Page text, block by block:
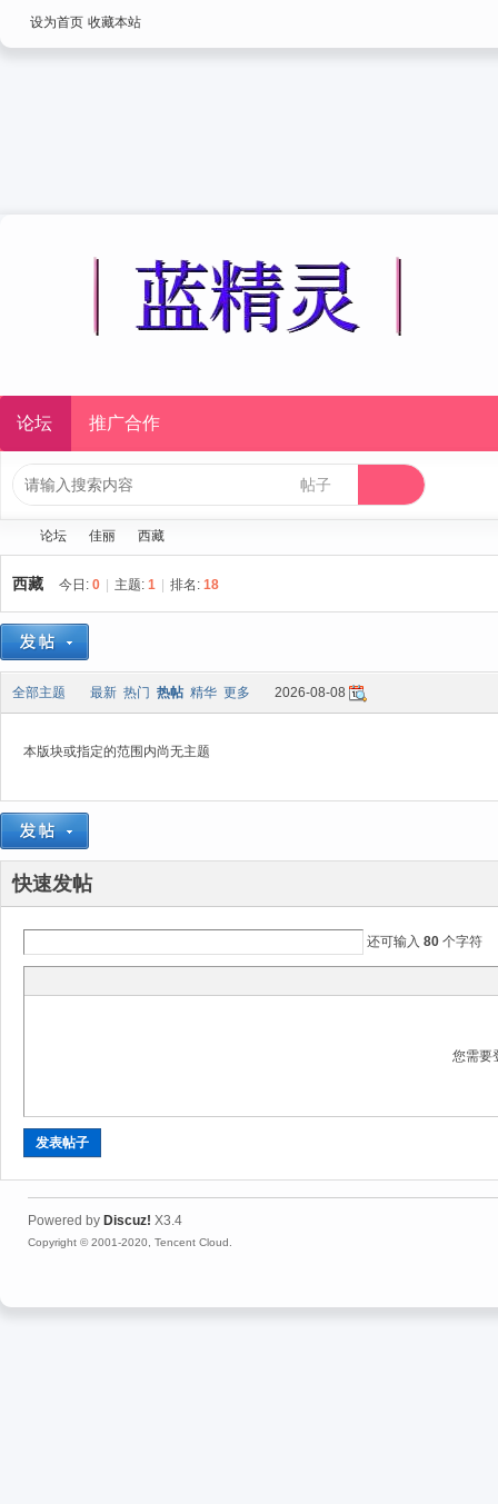
设为首页 收藏本站
论坛 推广合作
帖子
蓝
精
»
论坛 佳丽 西藏
西藏 今日: 0 主题: 1 排名: 18
全部主题 最新 热门 热帖 精华 更多 2026-08-08
本版块或指定的范围内尚无主题
快速发帖
还可输入 80 个字符
您需要
发表帖子
Powered by Discuz! X3.4
Copyright © 2001-2020, Tencent Cloud.